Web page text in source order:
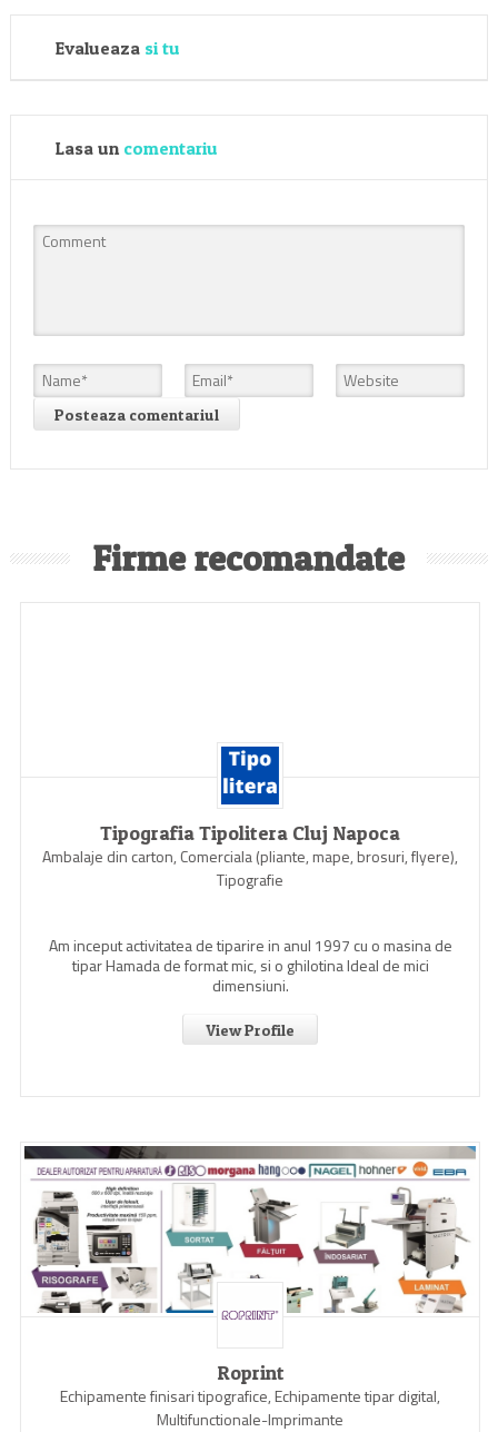
Evalueaza si tu
Lasa un comentariu
Firme recomandate
Tipografia Tipolitera Cluj Napoca
Ambalaje din carton, Comerciala (pliante, mape, brosuri, flyere),
Tipografie
Am inceput activitatea de tiparire in anul 1997 cu o masina de
tipar Hamada de format mic, si o ghilotina Ideal de mici
dimensiuni.
View Profile
Roprint
Echipamente finisari tipografice, Echipamente tipar digital,
Multifunctionale-Imprimante